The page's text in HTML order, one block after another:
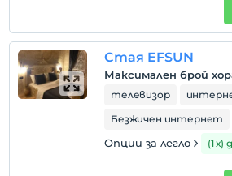
Налични са зони за пушачи
Часове за настаняване
деца
1 дете(деца) до 7-годишна
Стая EFSUN
Максимален брой
телевизор
Безжичен интернет
Опции за легло (1 х)